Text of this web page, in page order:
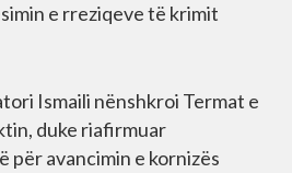
e rreziqeve të krimit
Ismaili nënshkroi Termat e
duke riafirmuar
për avancimin e kornizës